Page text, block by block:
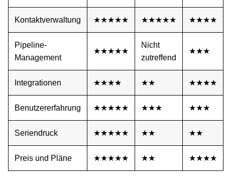
Kontaktverwaltung ★★★★★ ★★★★★ ★★★★
Pipeline-
Management
★★★★★
Nicht
zutreffend
★★★
Integrationen ★★★★ ★★ ★★★★
Benutzererfahrung ★★★★★ ★★★ ★★★
Seriendruck ★★★★★ ★★ ★★
Preis und Pläne ★★★★★ ★★ ★★★★